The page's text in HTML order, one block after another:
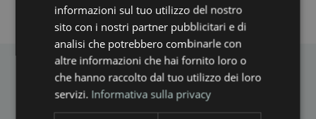
SEDE LEGALE
informazioni sul tuo utilizzo del nostro
sito con i nostri partner pubblicitari e di
analisi che potrebbero combinarle con
altre informazioni che hai fornito loro o
che hanno raccolto dal tuo utilizzo dei loro
servizi. Informativa sulla privacy